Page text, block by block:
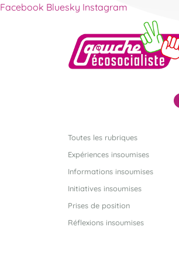
Facebook Bluesky Instagram
Toutes les rubriques
Expériences insoumises
Informations insoumises
Initiatives insoumises
Prises de position
Réflexions insoumises